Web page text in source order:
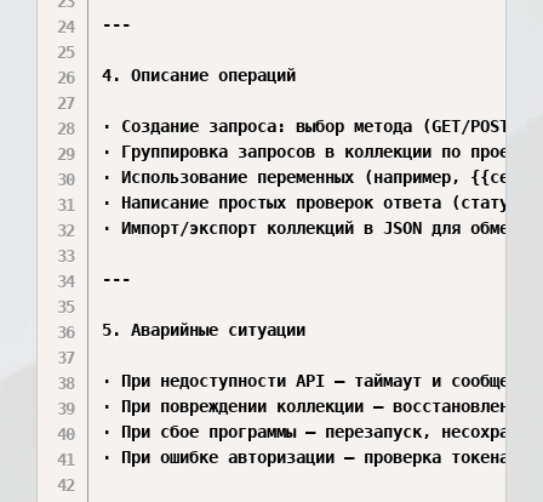
---
4. Описание операций
· Создание запроса: выбор метода (GET/POST
· Группировка запросов в коллекции по
· Использование переменных (например,
· Написание простых проверок ответа
· Импорт/экспорт коллекций в JSON для обмена
---
5. Аварийные ситуации
· При недоступности API — таймаут и
· При повреждении коллекции —
· При сбое программы — перезапуск,
· При ошибке авторизации — проверка токена